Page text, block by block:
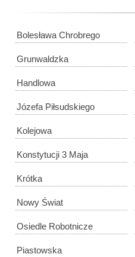
Bolesława Chrobrego
Grunwaldzka
Handlowa
Józefa Piłsudskiego
Kolejowa
Konstytucji 3 Maja
Krótka
Nowy Świat
Osiedle Robotnicze
Piastowska